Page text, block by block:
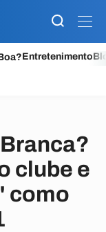
Entretenimento
clube e
como